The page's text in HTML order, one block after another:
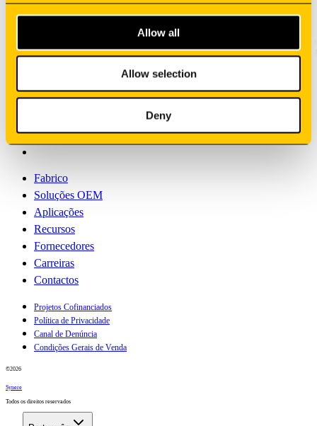
Allow all
Allow selection
Deny
Fabrico
Soluções OEM
Aplicações
Recursos
Fornecedores
Carreiras
Contactos
Projetos Cofinanciados
Política de Privacidade
Canal de Denúncia
Condições Gerais de Venda
©2026
Synere
Todos os direitos reservados